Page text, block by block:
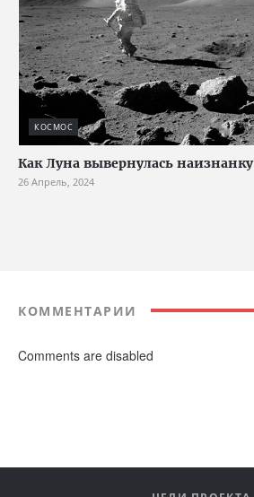
КОСМОС
Как Луна вывернулась наизнанку
26 Апрель, 2024
КОММЕНТАРИИ
Comments are disabled